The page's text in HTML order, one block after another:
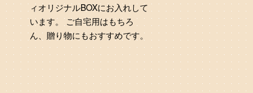
ィオリジナルBOXにお入れして
います。 ご自宅用はもちろ
ん、贈り物にもおすすめです。